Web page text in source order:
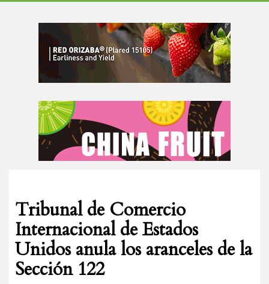
Tribunal de Comercio
Internacional de Estados
Unidos anula los aranceles de la
Sección 122